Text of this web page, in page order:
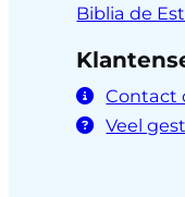
Biblia de
Contact
Veel